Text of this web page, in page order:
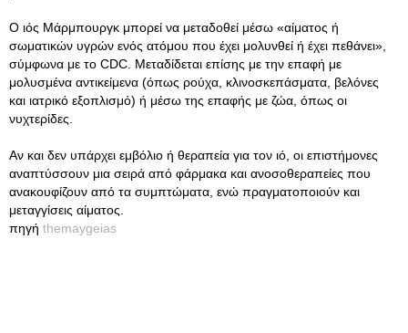
Ο ιός Μάρμπουργκ μπορεί να μεταδοθεί μέσω «αίματος ή
σωματικών υγρών ενός ατόμου που έχει μολυνθεί ή έχει πεθάνει»,
σύμφωνα με το CDC. Μεταδίδεται επίσης με την επαφή με
μολυσμένα αντικείμενα (όπως ρούχα, κλινοσκεπάσματα, βελόνες
και ιατρικό εξοπλισμό) ή μέσω της επαφής με ζώα, όπως οι
νυχτερίδες.
Αν και δεν υπάρχει εμβόλιο ή θεραπεία για τον ιό, οι επιστήμονες
αναπτύσσουν μια σειρά από φάρμακα και ανοσοθεραπείες που
ανακουφίζουν από τα συμπτώματα, ενώ πραγματοποιούν και
μεταγγίσεις αίματος.
πηγή themaygeias